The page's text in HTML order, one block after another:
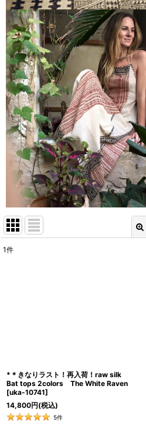
1件
*＊きなりラスト！再入荷！raw silk
Bat tops 2colors The White Raven
[uka-10741]
14,800円(税込)
5件